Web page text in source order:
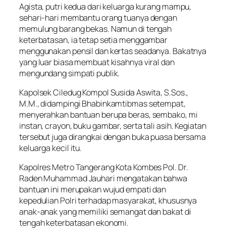
Agista, putri kedua dari keluarga kurang mampu,
sehari-hari membantu orang tuanya dengan
memulung barang bekas. Namun di tengah
keterbatasan, ia tetap setia menggambar
menggunakan pensil dan kertas seadanya. Bakatnya
yang luar biasa membuat kisahnya viral dan
mengundang simpati publik.
Kapolsek Ciledug Kompol Susida Aswita, S.Sos.,
M.M., didampingi Bhabinkamtibmas setempat,
menyerahkan bantuan berupa beras, sembako, mi
instan, crayon, buku gambar, serta tali asih. Kegiatan
tersebut juga dirangkai dengan buka puasa bersama
keluarga kecil itu.
Kapolres Metro Tangerang Kota Kombes Pol. Dr.
Raden Muhammad Jauhari mengatakan bahwa
bantuan ini merupakan wujud empati dan
kepedulian Polri terhadap masyarakat, khususnya
anak-anak yang memiliki semangat dan bakat di
tengah keterbatasan ekonomi.